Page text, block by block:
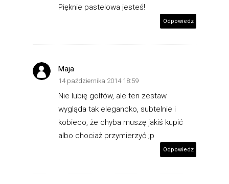
Pięknie pastelowa jesteś!
Odpowiedz
Maja
14 października 2014 18:59
Nie lubię golfów, ale ten zestaw
wygląda tak elegancko, subtelnie i
kobieco, że chyba muszę jakiś kupić
albo chociaż przymierzyć ;p
Odpowiedz